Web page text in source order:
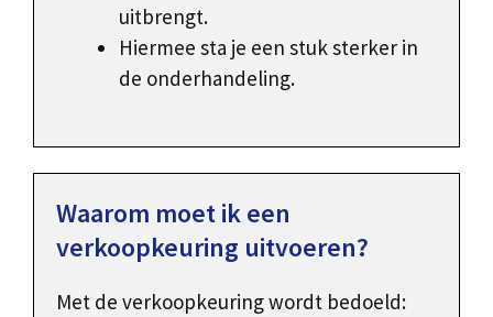
uitbrengt.
Hiermee sta je een stuk sterker in
de onderhandeling.
Waarom moet ik een
verkoopkeuring uitvoeren?
Met de verkoopkeuring wordt bedoeld: